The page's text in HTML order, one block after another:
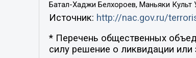
Батал-Хаджи Белхороев, Маньяки
Источник: http://nac.gov.ru/
* Перечень общественных
силу решение о ликвидации или